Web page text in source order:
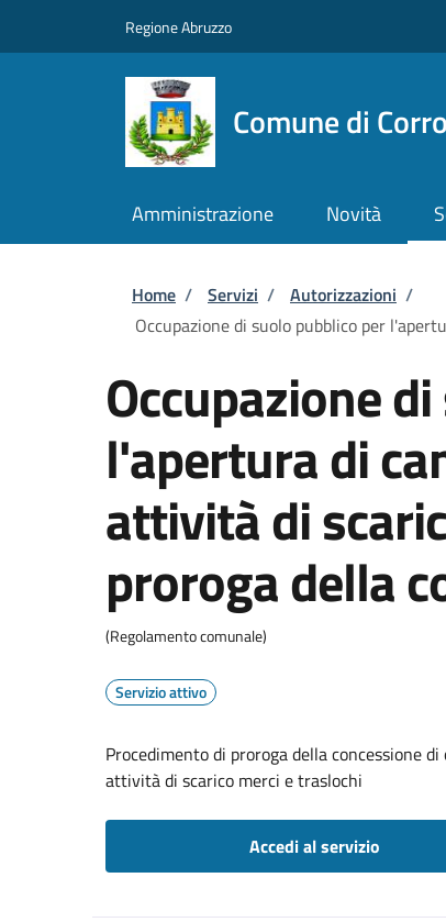
Regione Abruzzo
Comune di
Amministrazione Novità
Briciole di pane
Home / Servizi / Autorizzazioni /
Occupazione di suolo pubblico per
Occupazione
l'apertura di
attività di
proroga della
(Regolamento comunale)
Servizio attivo
Procedimento di proroga della concessione
attività di scarico merci e traslochi
Accedi al servizio